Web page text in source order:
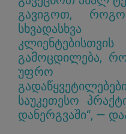
გავიგოთ,
სხვადასხვა
გამოცდილება,
უფრო
საუკეთესო
დანერგვაში“, —